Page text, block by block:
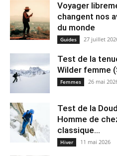
Voyager
changent nos
du monde
Guides 27 juillet
Test de la
Wilder femme
Femmes 26 mai
Test de la
Homme de
classique...
Hiver 11 mai 2026